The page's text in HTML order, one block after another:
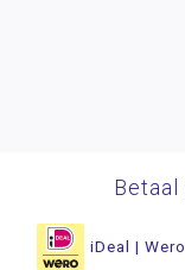
Betaal
iDeal | Wero